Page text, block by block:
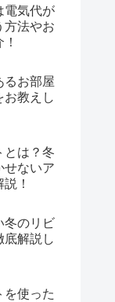
電気代が
方法やお
るお部屋
お教えし
とは？冬
せないア
！
冬のリビ
底解説し
を使った